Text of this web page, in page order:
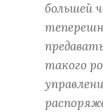
большей
такого